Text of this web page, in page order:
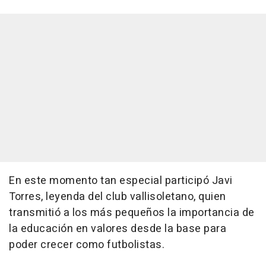
En este momento tan especial participó Javi
Torres, leyenda del club vallisoletano, quien
transmitió a los más pequeños la importancia de
la educación en valores desde la base para
poder crecer como futbolistas.